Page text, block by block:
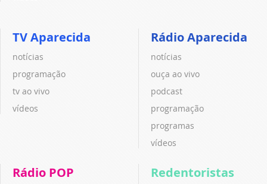
TV Aparecida
notícias
programação
tv ao vivo
vídeos
Rádio Aparecida
notícias
ouça ao vivo
podcast
programação
programas
vídeos
Rádio POP Redentoristas